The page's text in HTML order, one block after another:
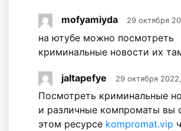
mofyamiyda 29 октября
на ютубе можно посмотреть
криминальные новости их
jaltapefye 29 октября
Посмотреть криминальные
и различные компроматы вы
этом ресурсе kompromat.vip